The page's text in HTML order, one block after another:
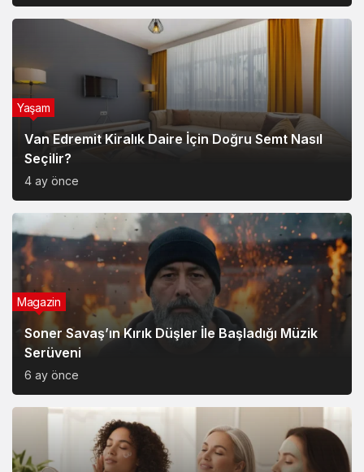
Van Edremit Kiralık Daire İçin Doğru Semt Nasıl
Seçilir?
4 ay önce
Yaşam
Soner Savaş’ın Kırık Düşler İle Başladığı Müzik
Serüveni
6 ay önce
Magazin